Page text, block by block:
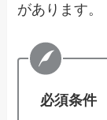
があります。
必須条件